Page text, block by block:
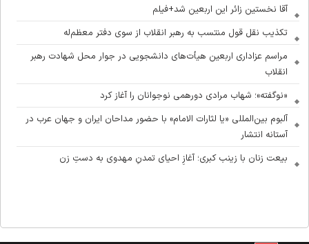
آقا نخستین زائر این اربعین شد+فیلم
تکذیب نقل قول منتسب به رهبر انقلاب از سوی دفتر معظم‌له
مراسم عزاداری اربعین هیأت‌های دانشجویی در جوار محل شهادت رهبر
انقلاب
«نوگفته»؛ شهاب مرادی دورهمی نوجوانان را آغاز کرد
آلبوم بین‌المللی «یا لثارات الامام» با حضور مداحان ایران و جهان عرب در
آستانه انتشار
بیعت زنان با زینب کبری؛ آغازِ احیای تمدنِ مهدوی به دستِ زن